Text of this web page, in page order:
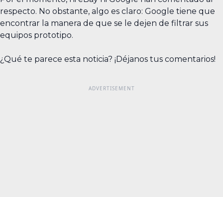
respecto. No obstante, algo es claro: Google tiene que
encontrar la manera de que se le dejen de filtrar sus
equipos prototipo.
¿Qué te parece esta noticia? ¡Déjanos tus comentarios!